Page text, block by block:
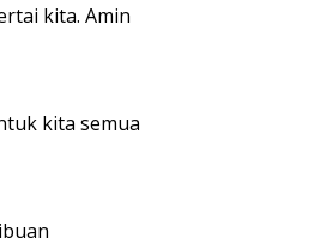
kita. Amin
kita semua